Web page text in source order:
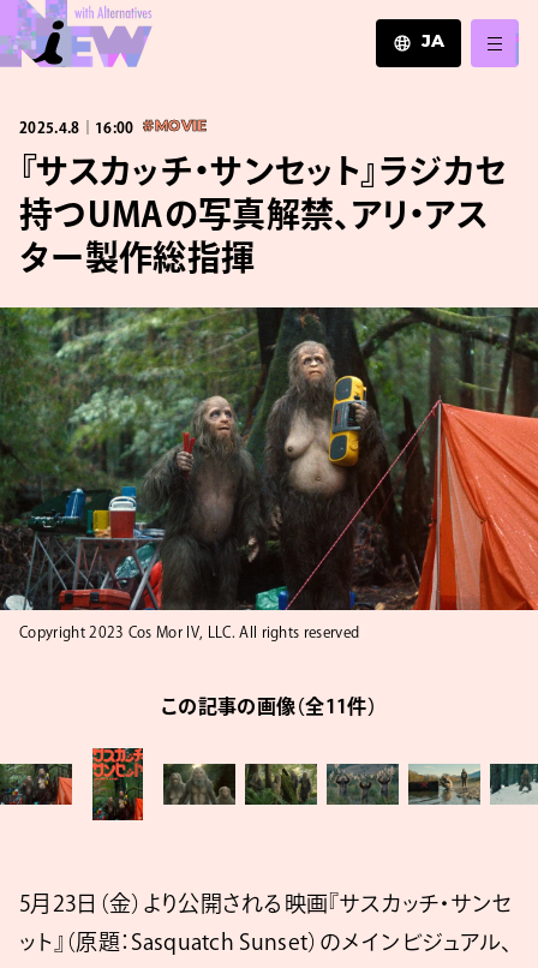
JA
ZH
2025.4.8｜16:00 #MOVIE
『サスカッチ・サンセット』ラジカセ
持つUMAの写真解禁、アリ・アス
ター製作総指揮
Copyright 2023 Cos Mor IV, LLC. All rights reserved
この記事の画像（全11件）
5月23日（金）より公開される映画『サスカッチ・サンセ
ット』（原題：Sasquatch Sunset）のメインビジュアル、